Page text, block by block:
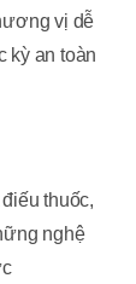
vị dễ
kỳ an toàn
thuốc,
nghệ